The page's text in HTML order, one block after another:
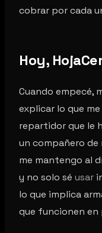
cobrar por cada
Hoy,
Cuando empecé,
explicar lo que
repartidor que le
un compañero de
me mantengo al
y no solo sé usar
lo que implica
que funcionen en